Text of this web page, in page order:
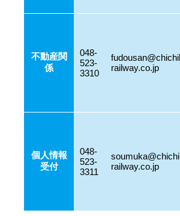
不動産関
係
048-
523-
3310
railway.co.jp
個人情報
受付
048-
523-
3311
railway.co.jp